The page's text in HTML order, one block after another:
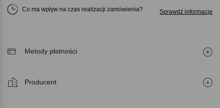
Co ma wpływ na czas realizacji zamówienia Sprawdź informacje
Metody płatności
Producent